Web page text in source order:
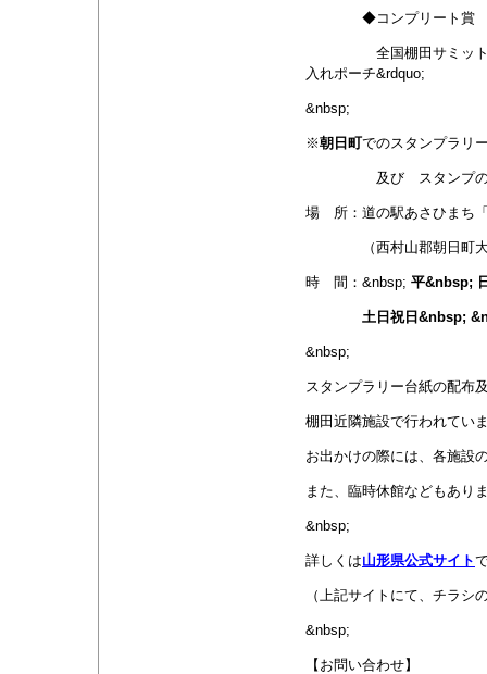
◆コンプリート賞
全国棚田サミッ
入れポーチ&rdquo;
&nbsp;
※朝日町でのスタンプラリ
及び スタンプの設
場 所：道の駅あさひまち
（西村山郡朝日町大字
時 間：&nbsp; 平&nbsp;
土日祝日&nbsp;
&nbsp;
スタンプラリー台紙の配布
棚田近隣施設で行われてい
お出かけの際には、各施設
また、臨時休館などもあり
&nbsp;
詳しくは山形県公式サイト
（上記サイトにて、チラシ
&nbsp;
【お問い合わせ】